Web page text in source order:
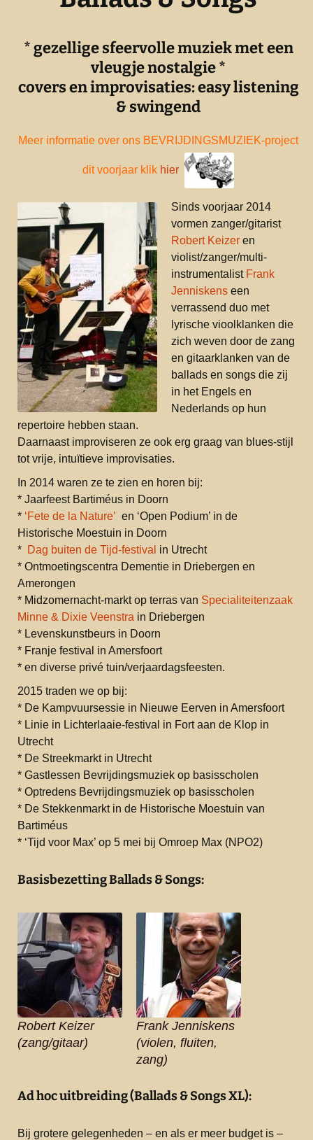
* gezellige sfeervolle muziek met een
vleugje nostalgie *
covers en improvisaties: easy listening
& swingend
Meer informatie over ons BEVRIJDINGSMUZIEK-project
dit voorjaar klik hier
Sinds voorjaar 2014
vormen zanger/gitarist
Robert Keizer en
violist/zanger/multi-
instrumentalist Frank
Jenniskens een
verrassend duo met
lyrische vioolklanken die
zich weven door de zang
en gitaarklanken van de
ballads en songs die zij
in het Engels en
Nederlands op hun
repertoire hebben staan.
Daarnaast improviseren ze ook erg graag van blues-stijl
tot vrije, intuïtieve improvisaties.
In 2014 waren ze te zien en horen bij:
* Jaarfeest Bartiméus in Doorn
* ‘Fete de la Nature’ en ‘Open Podium’ in de
Historische Moestuin in Doorn
* Dag buiten de Tijd-festival in Utrecht
* Ontmoetingscentra Dementie in Driebergen en
Amerongen
* Midzomernacht-markt op terras van Specialiteitenzaak
Minne & Dixie Veenstra in Driebergen
* Levenskunstbeurs in Doorn
* Franje festival in Amersfoort
* en diverse privé tuin/verjaardagsfeesten.
2015 traden we op bij:
* De Kampvuursessie in Nieuwe Eerven in Amersfoort
* Linie in Lichterlaaie-festival in Fort aan de Klop in
Utrecht
* De Streekmarkt in Utrecht
* Gastlessen Bevrijdingsmuziek op basisscholen
* Optredens Bevrijdingsmuziek op basisscholen
* De Stekkenmarkt in de Historische Moestuin van
Bartiméus
* ‘Tijd voor Max’ op 5 mei bij Omroep Max (NPO2)
Basisbezetting Ballads & Songs:
Robert Keizer
(zang/gitaar)
Frank Jenniskens
(violen, fluiten,
zang)
Ad hoc uitbreiding (Ballads & Songs XL):
Bij grotere gelegenheden – en als er meer budget is –